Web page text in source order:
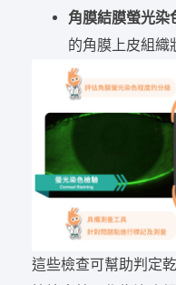
角膜結膜螢光染
的角膜上皮組織
這些檢查可幫助判定